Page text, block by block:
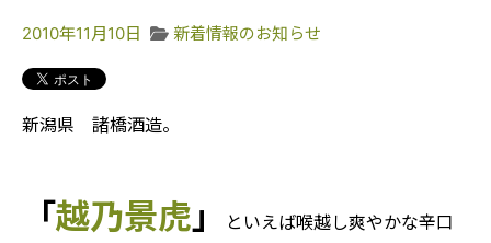
2010年11月10日 新着情報のお知らせ
新潟県 諸橋酒造。
「越乃景虎」
といえば喉越し爽やかな辛口